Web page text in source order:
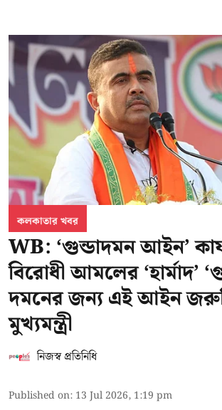
কলকাতার খবর
WB: ‘গুন্ডাদমন আইন’
বিরোধী আমলের ‘হার্মাদ’
দমনের জন্য এই আইন
মুখ্যমন্ত্রী
নিজস্ব প্রতিনিধি
Published on: 13 Jul 2026, 1:19 pm